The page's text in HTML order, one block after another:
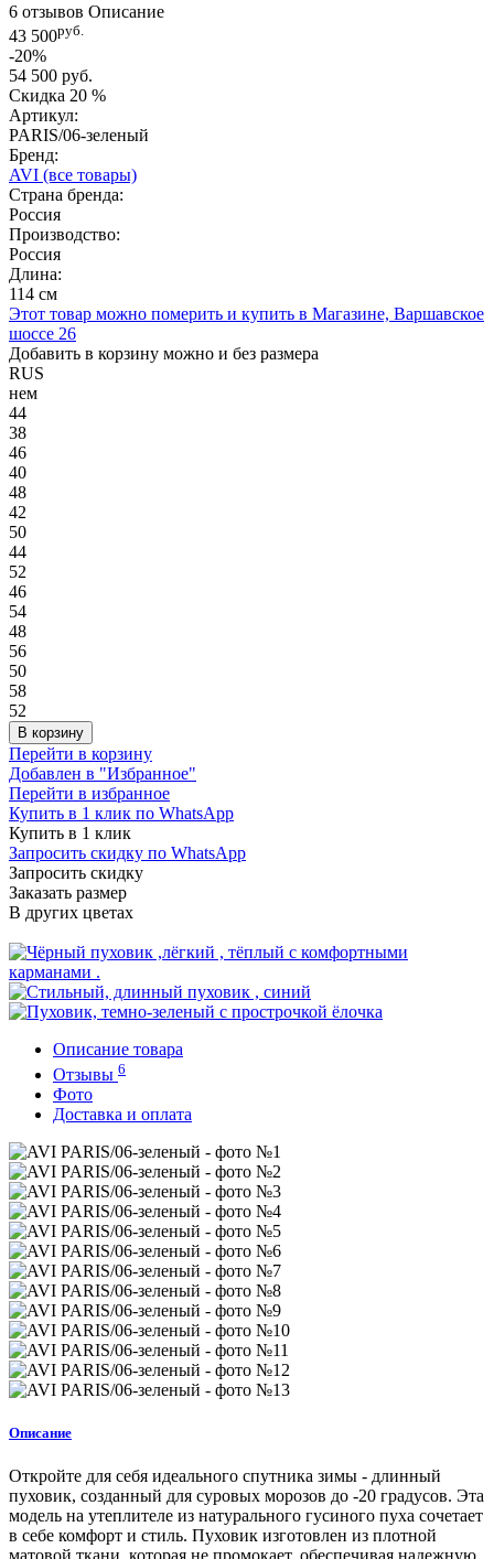
6 отзывов Описание
43 500руб.
-20%
54 500 руб.
Скидка 20 %
Артикул:
PARIS/06-зеленый
Бренд:
AVI (все товары)
Страна бренда:
Россия
Производство:
Россия
Длина:
114 см
Этот товар можно померить и купить в Магазине, Варшавское
шоссе 26
Добавить в корзину можно и без размера
RUS
нем
44
38
46
40
48
42
50
44
52
46
54
48
56
50
58
52
В корзину
Перейти в корзину
Добавлен в "Избранное"
Перейти в избранное
Купить в 1 клик по WhatsApp
Купить в 1 клик
Запросить скидку по WhatsApp
Запросить скидку
Заказать размер
В других цветах
Описание товара
Отзывы 6
Фото
Доставка и оплата
Описание
Откройте для себя идеального спутника зимы - длинный
пуховик, созданный для суровых морозов до -20 градусов. Эта
модель на утеплителе из натурального гусиного пуха сочетает
в себе комфорт и стиль. Пуховик изготовлен из плотной
матовой ткани, которая не промокает, обеспечивая надежную